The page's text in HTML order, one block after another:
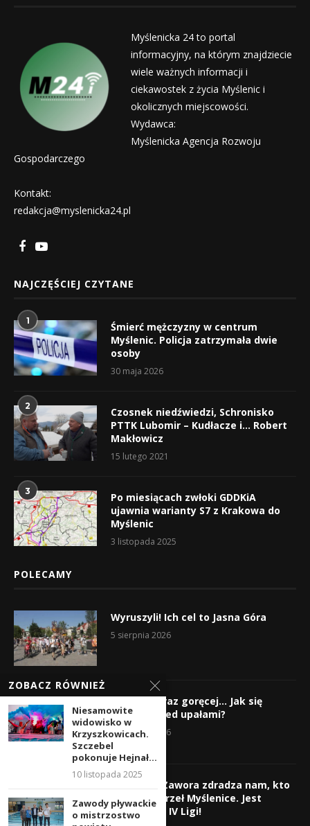
Myślenicka 24 to portal
informacyjny, na którym znajdziecie
wiele ważnych informacji i
ciekawostek z życia Myślenic i
okolicznych miejscowości.
Wydawca:
Myślenicka Agencja Rozwoju
Gospodarczego
Kontakt:
redakcja@myslenicka24.pl
NAJCZĘŚCIEJ CZYTANE
1
Śmierć mężczyzny w centrum
Myślenic. Policja zatrzymała dwie
osoby
30 maja 2026
2
Czosnek niedźwiedzi, Schronisko
PTTK Lubomir – Kudłacze i… Robert
Makłowicz
15 lutego 2021
3
Po miesiącach zwłoki GDDKiA
ujawnia warianty S7 z Krakowa do
Myślenic
3 listopada 2025
POLECAMY
Wyruszyli! Ich cel to Jasna Góra
5 sierpnia 2026
Gorąco, coraz goręcej… Jak się
chronić przed upałami?
4 sierpnia 2026
Krzysztof Zawora zdradza nam, kto
wzmocni Orzeł Myślenice. Jest
nazwisko z IV Ligi!
ZOBACZ RÓWNIEŻ
Niesamowite
widowisko w
Krzyszkowicach.
Szczebel
pokonuje Hejnał...
10 listopada 2025
Zawody pływackie
o mistrzostwo